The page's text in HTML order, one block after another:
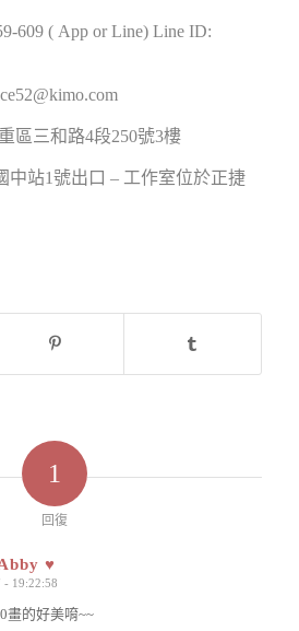
609 ( App or Line) Line ID:
區三和路4段250號3樓
中站1號出口 – 工作室位於正捷
1
回復
♥
- 19:22:58
畫的好美唷~~